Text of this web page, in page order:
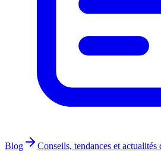
Blog Conseils, tendances et actualités